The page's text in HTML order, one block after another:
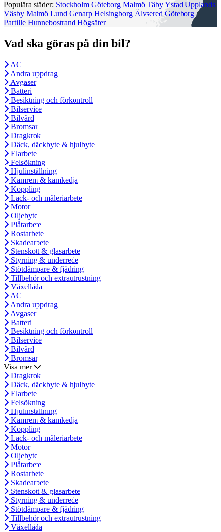
Populära städer: Stockholm Göteborg Malmö TäbyYstad Upplands
Väsby Malmö Lund Genarp Helsingborg Älvsered Göteborg
Partille Hunnebostrand Högsäter
Vad ska göras på din bil?
AC
Andra uppdrag
Avgaser
Batteri
Besiktning och förkontroll
Bilservice
Bilvård
Bromsar
Dragkrok
Däck, däckbyte & hjulbyte
Elarbete
Felsökning
Hjulinställning
Kamrem & kamkedja
Koppling
Lack- och måleriarbete
Motor
Oljebyte
Plåtarbete
Rostarbete
Skadearbete
Stenskott & glasarbete
Styrning & underrede
Stötdämpare & fjädring
Tillbehör och extrautrustning
Växellåda
AC
Andra uppdrag
Avgaser
Batteri
Besiktning och förkontroll
Bilservice
Bilvård
Bromsar
Visa mer
Dragkrok
Däck, däckbyte & hjulbyte
Elarbete
Felsökning
Hjulinställning
Kamrem & kamkedja
Koppling
Lack- och måleriarbete
Motor
Oljebyte
Plåtarbete
Rostarbete
Skadearbete
Stenskott & glasarbete
Styrning & underrede
Stötdämpare & fjädring
Tillbehör och extrautrustning
Växellåda